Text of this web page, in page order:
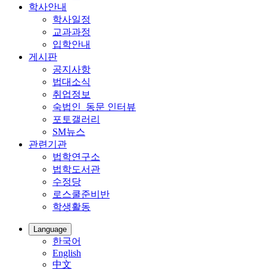
학사안내
학사일정
교과과정
입학안내
게시판
공지사항
법대소식
취업정보
숙법인_동문 인터뷰
포토갤러리
SM뉴스
관련기관
법학연구소
법학도서관
수정당
로스쿨준비반
학생활동
Language
한국어
English
中文